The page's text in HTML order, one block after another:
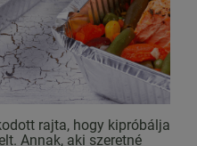
rajta, hogy kipróbálja
Annak, aki szeretné